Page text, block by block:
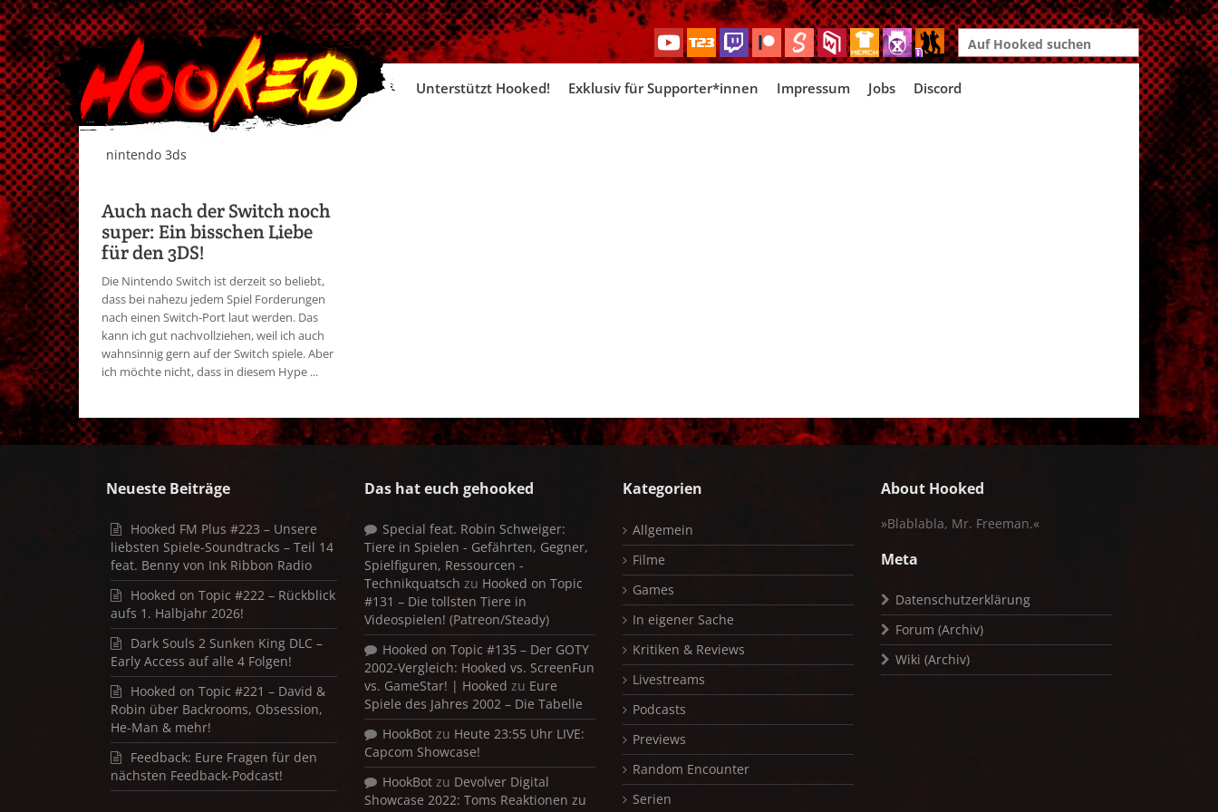
Search
for:
Skip
Unterstützt Hooked! Exklusiv für Supporter*innen Impressum Jobs Discord
nintendo 3ds
Auch nach der Switch noch
super: Ein bisschen Liebe
für den 3DS!
Die Nintendo Switch ist derzeit so beliebt,
dass bei nahezu jedem Spiel Forderungen
nach einen Switch-Port laut werden. Das
kann ich gut nachvollziehen, weil ich auch
wahnsinnig gern auf der Switch spiele. Aber
ich möchte nicht, dass in diesem Hype ...
Neueste Beiträge
Hooked FM Plus #223 – Unsere
liebsten Spiele-Soundtracks – Teil 14
feat. Benny von Ink Ribbon Radio
Hooked on Topic #222 – Rückblick
aufs 1. Halbjahr 2026!
Dark Souls 2 Sunken King DLC –
Early Access auf alle 4 Folgen!
Hooked on Topic #221 – David &
Robin über Backrooms, Obsession,
He-Man & mehr!
Feedback: Eure Fragen für den
nächsten Feedback-Podcast!
Das hat euch gehooked
Special feat. Robin Schweiger:
Tiere in Spielen - Gefährten, Gegner,
Spielfiguren, Ressourcen -
Technikquatsch zu Hooked on Topic
#131 – Die tollsten Tiere in
Videospielen! (Patreon/Steady)
Hooked on Topic #135 – Der GOTY
2002-Vergleich: Hooked vs. ScreenFun
vs. GameStar! | Hooked zu Eure
Spiele des Jahres 2002 – Die Tabelle
HookBot zu Heute 23:55 Uhr LIVE:
Capcom Showcase!
HookBot zu Devolver Digital
Showcase 2022: Toms Reaktionen zu
Kategorien
Allgemein
Filme
Games
In eigener Sache
Kritiken & Reviews
Livestreams
Podcasts
Previews
Random Encounter
Serien
About Hooked
»Blablabla, Mr. Freeman.«
Meta
Datenschutzerklärung
Forum (Archiv)
Wiki (Archiv)